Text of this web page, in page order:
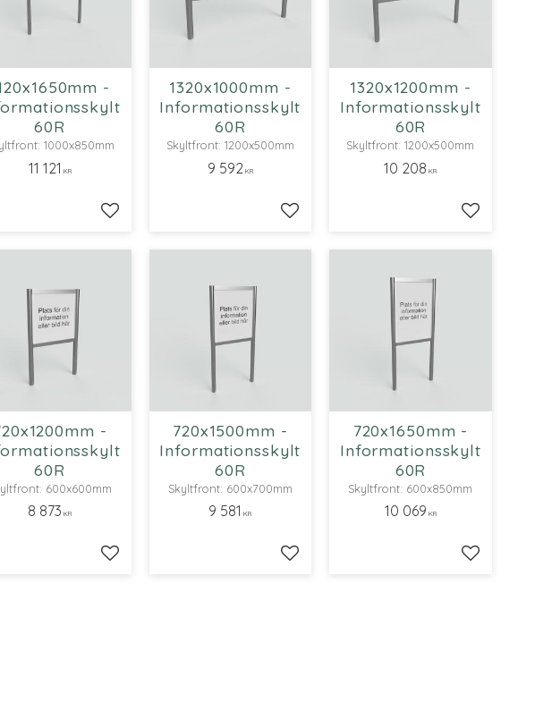
-
60R
1000x850mm
11 121 KR
Lägg till i favoriter
1320x1000mm -
Informationsskylt
60R
Skyltfront: 1200x500mm
9 592 KR
Lägg till i favoriter
1320x1200mm -
Informationsskylt
60R
Skyltfront: 1200x500mm
10 208 KR
Lägg till i
-
60R
600x600mm
8 873 KR
Lägg till i favoriter
720x1500mm -
Informationsskylt
60R
Skyltfront: 600x700mm
9 581 KR
Lägg till i favoriter
720x1650mm -
Informationsskylt
60R
Skyltfront: 600x850mm
10 069 KR
Lägg till i